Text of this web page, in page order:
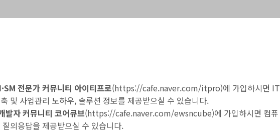
전문가 커뮤니티 아이티프로(https://cafe.naver.com/itpro)에 가입하시면 IT
및 사업관리 노하우, 솔루션 정보를 제공받으실 수 있습니다.
발자 커뮤니티 코어큐브(https://cafe.naver.com/ewsncube)에 가입하시면 컴퓨
의응답을 제공받으실 수 있습니다.